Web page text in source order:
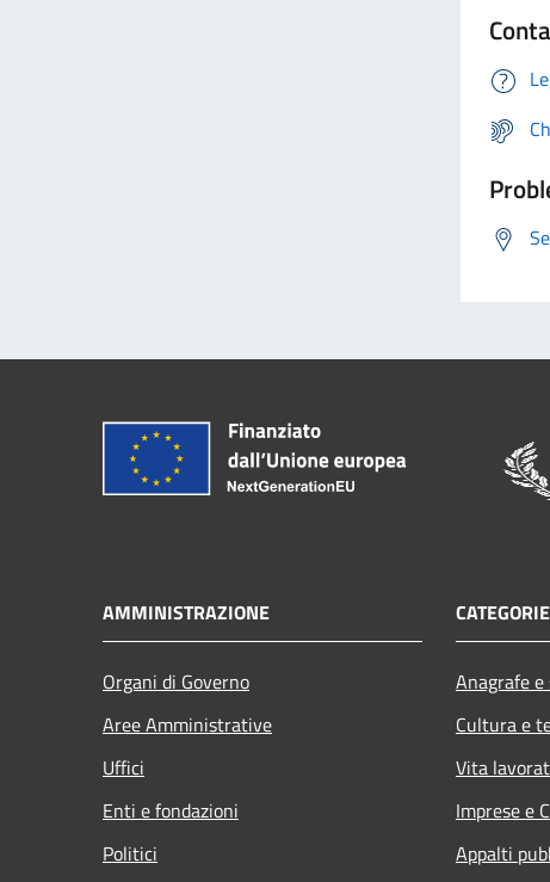
AMMINISTRAZIONE
Organi di Governo
Aree Amministrative
Uffici
Enti e fondazioni
Politici
Anagrafe
Cultura e
Vita
Imprese e
Appalti